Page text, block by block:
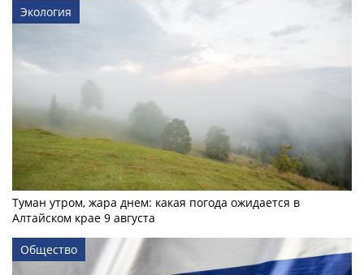
Экология
Туман утром, жара днем: какая погода ожидается в
Алтайском крае 9 августа
Общество